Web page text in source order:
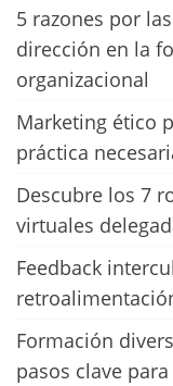
5 razones por
dirección en la
organizacional
Marketing ético
práctica
Descubre los 7
virtuales
Feedback
Formación
pasos clave